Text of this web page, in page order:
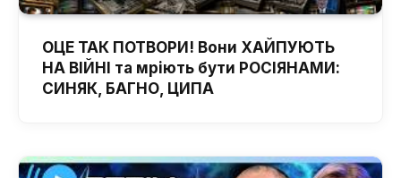
ОЦЕ ТАК ПОТВОРИ! Вони ХАЙПУЮТЬ
НА ВІЙНІ та мріють бути РОСІЯНАМИ:
СИНЯК, БАГНО, ЦИПА